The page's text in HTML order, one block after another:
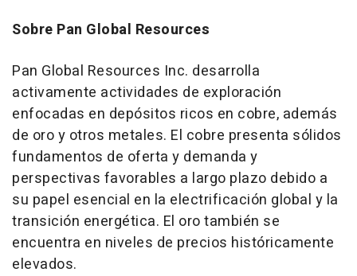
Sobre Pan Global Resources
Pan Global Resources Inc. desarrolla
activamente actividades de exploración
enfocadas en depósitos ricos en cobre, además
de oro y otros metales. El cobre presenta sólidos
fundamentos de oferta y demanda y
perspectivas favorables a largo plazo debido a
su papel esencial en la electrificación global y la
transición energética. El oro también se
encuentra en niveles de precios históricamente
elevados.